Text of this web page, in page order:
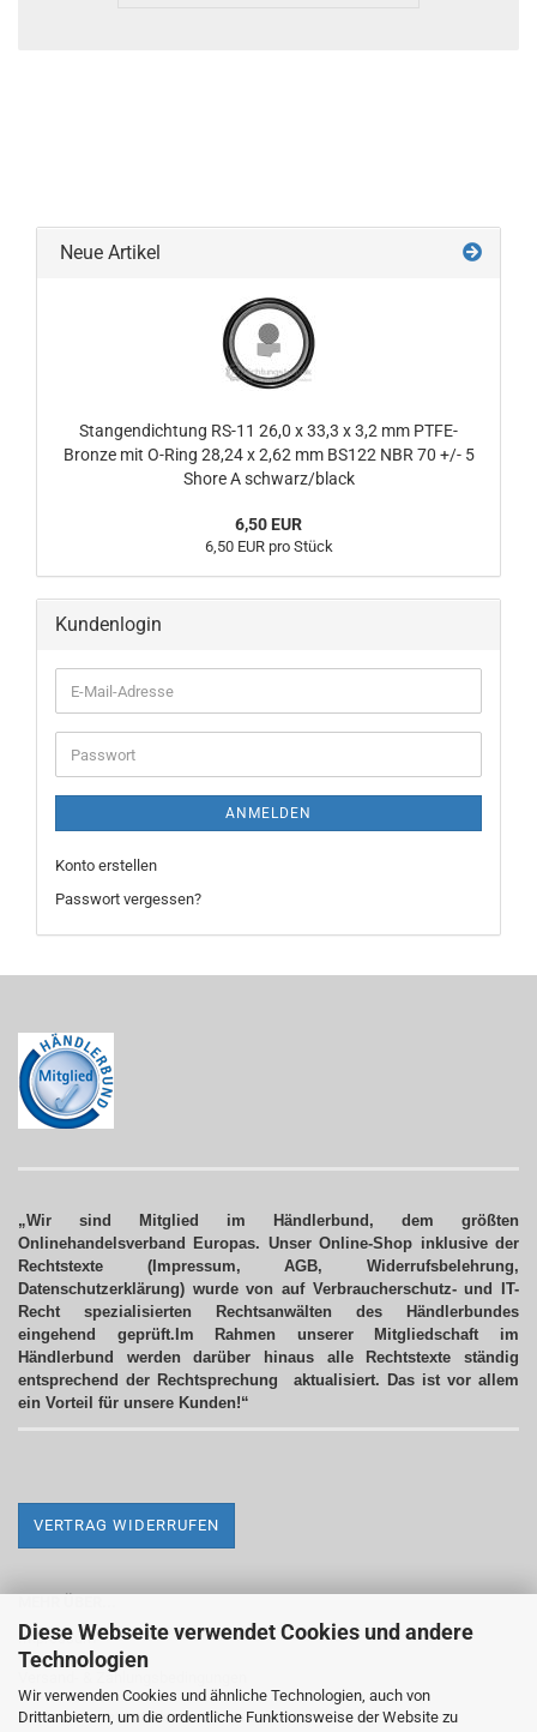
Diese Webseite verwendet Cookies und andere
Technologien
Wir verwenden Cookies und ähnliche Technologien, auch von
Drittanbietern, um die ordentliche Funktionsweise der Website zu
Neue Artikel
Stangendichtung RS-11 26,0 x 33,3 x 3,2 mm PTFE-
Bronze mit O-Ring 28,24 x 2,62 mm BS122 NBR 70 +/- 5
Shore A schwarz/black
6,50 EUR
6,50 EUR pro Stück
Kundenlogin
E-
Mail-
Adresse
Passwort
ANMELDEN
Konto erstellen
Passwort vergessen?
„Wir sind Mitglied im Händlerbund, dem größten
Onlinehandelsverband Europas. Unser Online-Shop inklusive der
Rechtstexte (Impressum, AGB, Widerrufsbelehrung,
Datenschutzerklärung) wurde von auf Verbraucherschutz- und IT-
Recht spezialisierten Rechtsanwälten des Händlerbundes
eingehend geprüft.Im Rahmen unserer Mitgliedschaft im
Händlerbund werden darüber hinaus alle Rechtstexte ständig
entsprechend der Rechtsprechung aktualisiert. Das ist vor allem
ein Vorteil für unsere Kunden!“
VERTRAG WIDERRUFEN
Impressum
Versand- & Zahlungsbedingungen
Widerrufsrecht & Widerrufsformular